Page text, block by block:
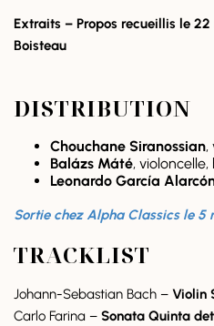
Extraits – Propos recueillis le
Boisteau
DISTRIBUTION
Chouchane Siranossian,
Balázs Máté,
Leonardo García
Sortie chez Alpha Classics le 5
TRACKLIST
Johann-Sebastian Bach – Violin
Carlo Farina – Sonata Quinta